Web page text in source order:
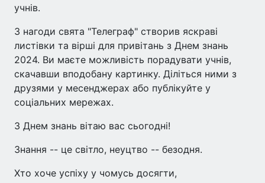
учнів.
З нагоди свята "Телеграф" створив яскраві
листівки та вірші для привітань з Днем знань
2024. Ви маєте можливість порадувати учнів,
скачавши вподобану картинку. Діліться ними з
друзями у месенджерах або публікуйте у
соціальних мережах.
З Днем знань вітаю вас сьогодні!
Знання -- це світло, неуцтво -- безодня.
Хто хоче успіху у чомусь досягти,